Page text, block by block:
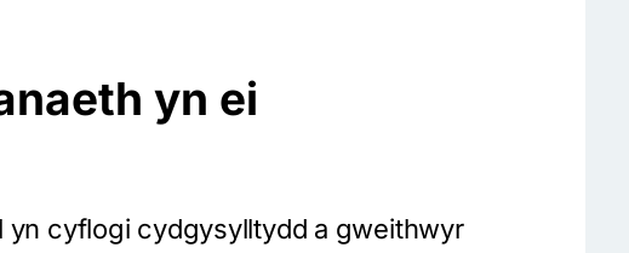
yn ei
yn cyflogi cydgysylltydd a gweithwyr